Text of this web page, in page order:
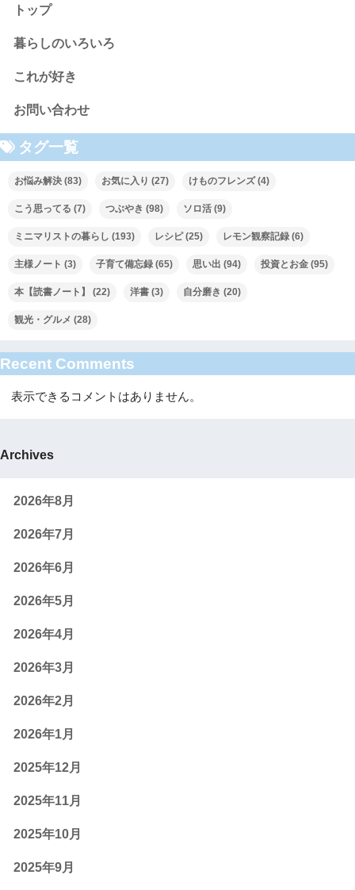
トップ
暮らしのいろいろ
これが好き
お問い合わせ
タグ一覧
お悩み解決 (83) お気に入り (27) けものフレンズ(4)
こう思ってる (7) つぶやき (98) ソロ活 (9)
ミニマリストの暮らし (193) レシピ(25) レモン観察記録 (6)
主様ノート (3) 子育て備忘録 (65) 思い出 (94) 投資とお金 (95)
本【読書ノート】 (22) 洋書 (3) 自分磨き (20)
観光・グルメ (28)
Recent Comments
表示できるコメントはありません。
Archives
2026年8月
2026年7月
2026年6月
2026年5月
2026年4月
2026年3月
2026年2月
2026年1月
2025年12月
2025年11月
2025年10月
2025年9月